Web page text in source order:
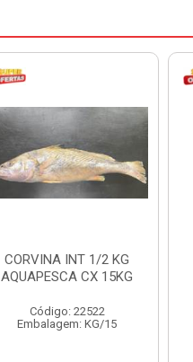
CORVINA INT 1/2 KG
AQUAPESCA CX 15KG
Código: 22522
Embalagem: KG/15